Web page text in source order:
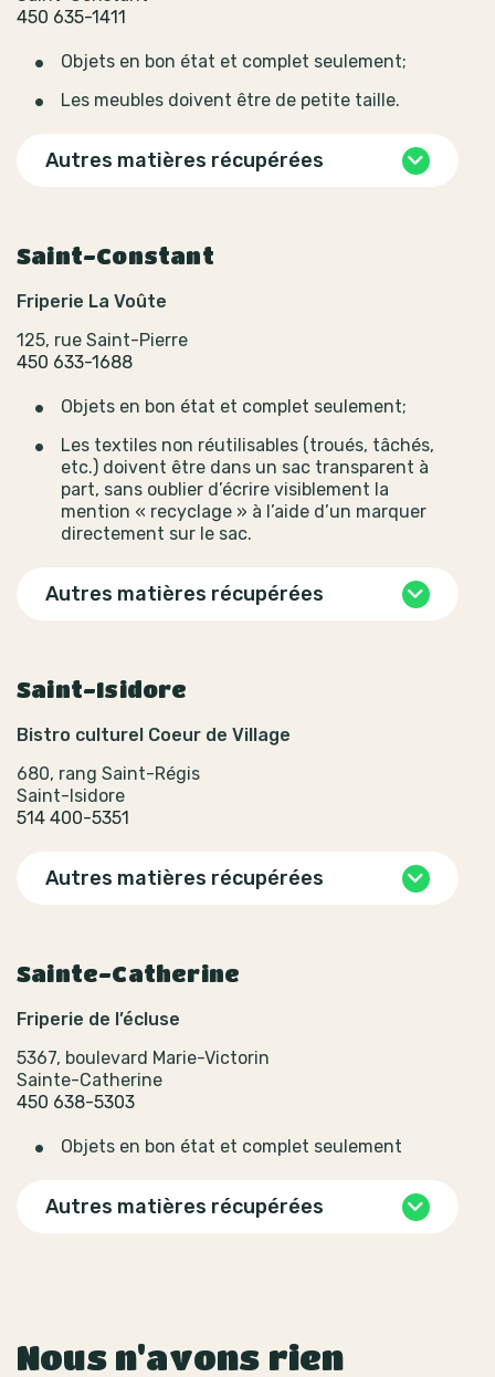
450 635-1411
Objets en bon état et complet seulement;
Les meubles doivent être de petite taille.
Autres matières récupérées
Saint-Constant
Friperie La Voûte
125, rue Saint-Pierre
450 633-1688
Objets en bon état et complet seulement;
Les textiles non réutilisables (troués, tâchés,
etc.) doivent être dans un sac transparent à
part, sans oublier d’écrire visiblement la
mention « recyclage » à l’aide d’un marquer
directement sur le sac.
Autres matières récupérées
Saint-Isidore
Bistro culturel Coeur de Village
680, rang Saint-Régis
Saint-Isidore
514 400-5351
Autres matières récupérées
Sainte-Catherine
Friperie de l’écluse
5367, boulevard Marie-Victorin
Sainte-Catherine
450 638-5303
Objets en bon état et complet seulement
Autres matières récupérées
Nous n'avons rien